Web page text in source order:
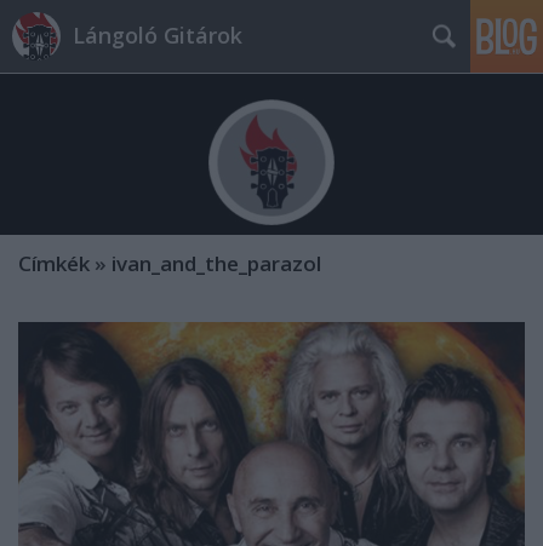
Lángoló Gitárok
Címkék » ivan_and_the_parazol